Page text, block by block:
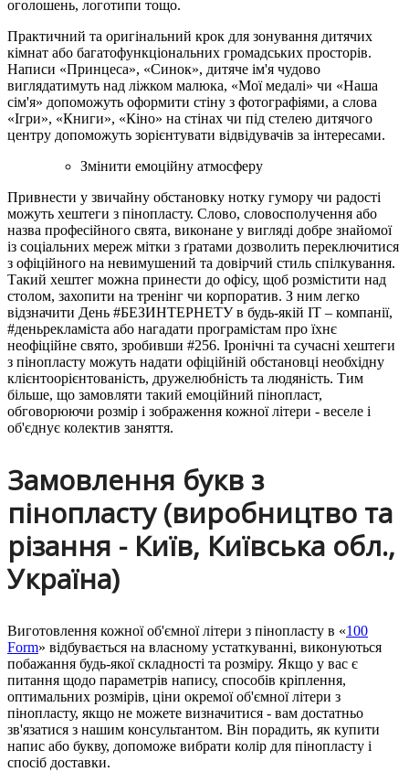
оголошень, логотипи тощо.
Практичний та оригінальний крок для зонування дитячих
кімнат або багатофункціональних громадських просторів.
Написи «Принцеса», «Синок», дитяче ім'я чудово
виглядатимуть над ліжком малюка, «Мої медалі» чи «Наша
сім'я» допоможуть оформити стіну з фотографіями, а слова
«Ігри», «Книги», «Кіно» на стінах чи під стелею дитячого
центру допоможуть зорієнтувати відвідувачів за інтересами.
Змінити емоційну атмосферу
Привнести у звичайну обстановку нотку гумору чи радості
можуть хештеги з пінопласту. Слово, словосполучення або
назва професійного свята, виконане у вигляді добре знайомої
із соціальних мереж мітки з ґратами дозволить переключитися
з офіційного на невимушений та довірчий стиль спілкування.
Такий хештег можна принести до офісу, щоб розмістити над
столом, захопити на тренінг чи корпоратив. З ним легко
відзначити День #БЕЗИНТЕРНЕТУ в будь-якій IT – компанії,
#деньрекламіста або нагадати програмістам про їхнє
неофіційне свято, зробивши #256. Іронічні та сучасні хештеги
з пінопласту можуть надати офіційній обстановці необхідну
клієнтоорієнтованість, дружелюбність та людяність. Тим
більше, що замовляти такий емоційний пінопласт,
обговорюючи розмір і зображення кожної літери - веселе і
об'єднує колектив заняття.
Замовлення букв з
пінопласту (виробництво та
різання - Київ, Київська обл.,
Україна)
Виготовлення кожної об'ємної літери з пінопласту в «100
Form» відбувається на власному устаткуванні, виконуються
побажання будь-якої складності та розміру. Якщо у вас є
питання щодо параметрів напису, способів кріплення,
оптимальних розмірів, ціни окремої об'ємної літери з
пінопласту, якщо не можете визначитися - вам достатньо
зв'язатися з нашим консультантом. Він порадить, як купити
напис або букву, допоможе вибрати колір для пінопласту і
спосіб доставки.